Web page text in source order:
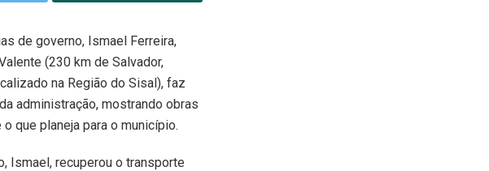
de governo, Ismael Ferreira,
(230 km de Salvador,
na Região do Sisal), faz
administração, mostrando obras
que planeja para o município.
Ismael, recuperou o transporte